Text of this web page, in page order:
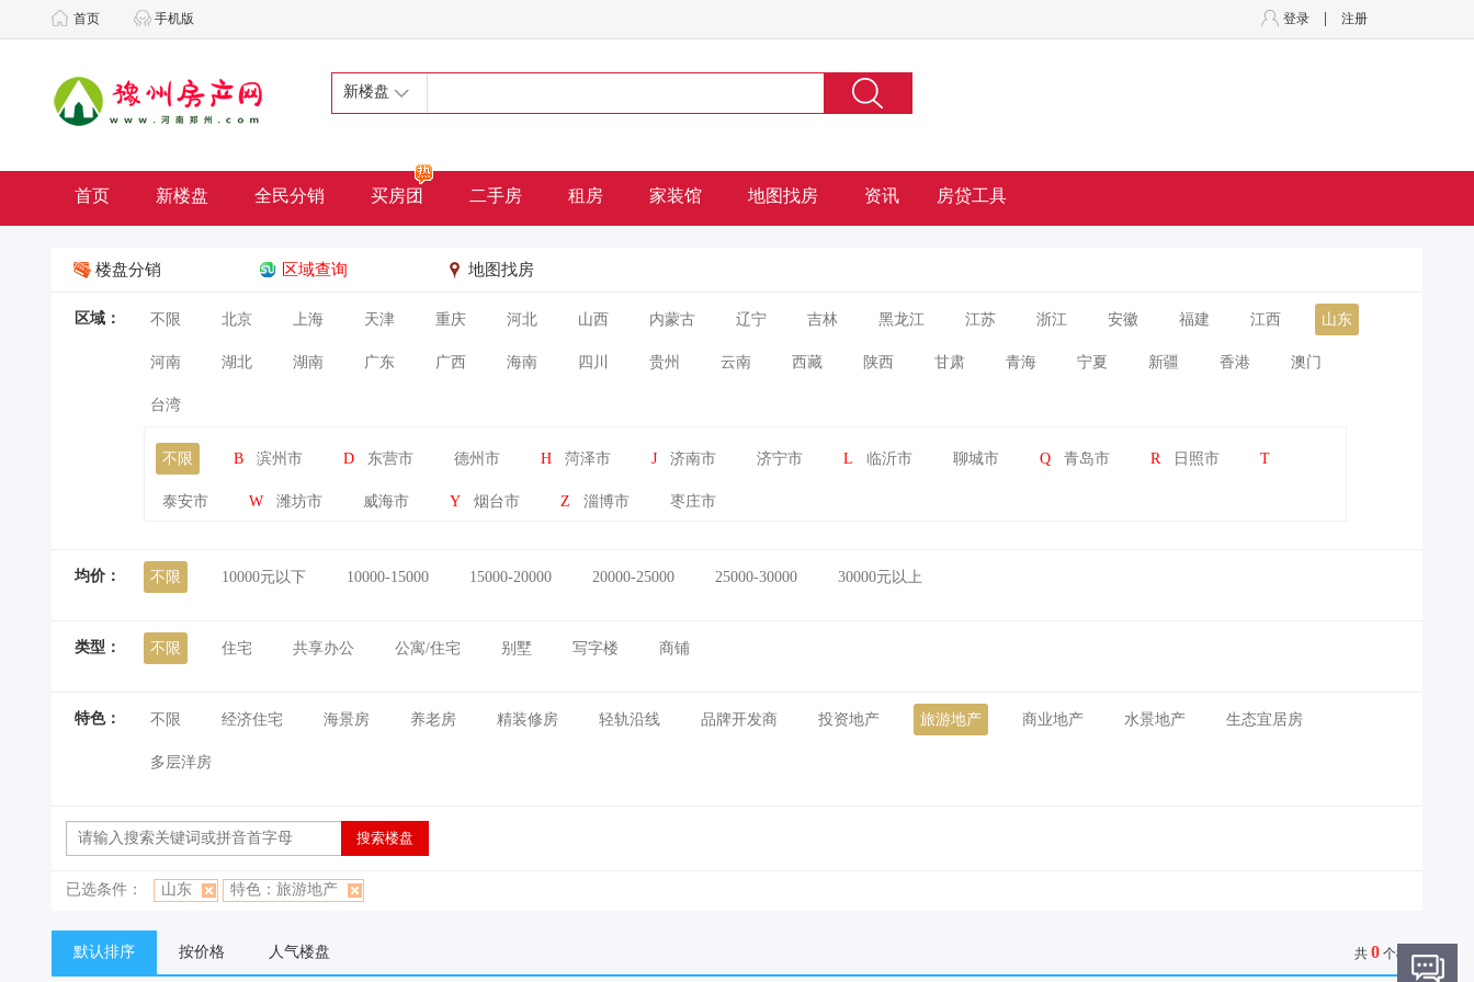
首页 手机版 注册
登录
新楼盘
首页 新楼盘 全民分销 买房团 二手房 租房 家装馆 地图找房 资讯 房贷工具
楼盘分销 区域查询 地图找房
区域： 不限 北京 上海 天津 重庆 河北 山西 内蒙古 辽宁 吉林 黑龙江 江苏 浙江 安徽 福建 江西 山东
河南 湖北 湖南 广东 广西 海南 四川 贵州 云南 西藏 陕西 甘肃 青海 宁夏 新疆 香港 澳门
台湾
不限 B 滨州市 D 东营市 德州市 H 菏泽市 J 济南市 济宁市 L 临沂市 聊城市 Q 青岛市 R 日照市 T
泰安市 W 潍坊市 威海市 Y 烟台市 Z 淄博市 枣庄市
均价： 不限 10000元以下 10000-15000 15000-20000 20000-25000 25000-30000 30000元以上
类型： 不限 住宅 共享办公 公寓/住宅 别墅 写字楼 商铺
特色： 不限 经济住宅 海景房 养老房 精装修房 轻轨沿线 品牌开发商 投资地产 旅游地产 商业地产 水景地产 生态宜居房
多层洋房
已选条件： 山东 特色：旅游地产
默认排序 按价格 人气楼盘 共 0 个楼盘